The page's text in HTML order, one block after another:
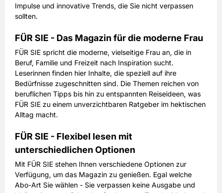
Impulse und innovative Trends, die Sie nicht verpassen
sollten.
FÜR SIE - Das Magazin für die moderne Frau
FÜR SIE spricht die moderne, vielseitige Frau an, die in
Beruf, Familie und Freizeit nach Inspiration sucht.
Leserinnen finden hier Inhalte, die speziell auf ihre
Bedürfnisse zugeschnitten sind. Die Themen reichen von
beruflichen Tipps bis hin zu entspannten Reiseideen, was
FÜR SIE zu einem unverzichtbaren Ratgeber im hektischen
Alltag macht.
FÜR SIE - Flexibel lesen mit
unterschiedlichen Optionen
Mit FÜR SIE stehen Ihnen verschiedene Optionen zur
Verfügung, um das Magazin zu genießen. Egal welche
Abo-Art Sie wählen - Sie verpassen keine Ausgabe und